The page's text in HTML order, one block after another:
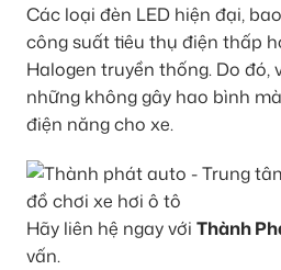
Các loại đèn LED hiện đại,
công suất tiêu thụ điện thấp
Halogen truyền thống. Do đó,
những không gây hao bình
điện năng cho xe.
Hãy liên hệ ngay với Thành
vấn.